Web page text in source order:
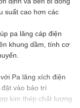
suất cao hơn các
pa lăng cáp điện
khung dầm, tính cơ
Pa lăng xích điện
vào bảo trì
kim thép chất lượng